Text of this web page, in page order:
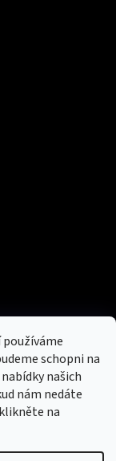
schopni na
našich
nám nedáte
na
a peněženky